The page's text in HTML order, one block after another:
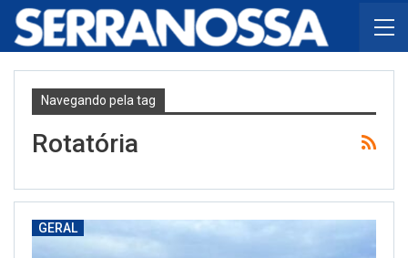
Navegando pela tag
Rotatória
GERAL